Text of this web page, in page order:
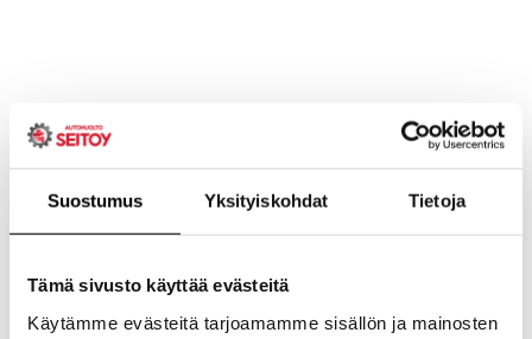
Suostumus Yksityiskohdat Tietoja
Tämä sivusto käyttää evästeitä
Käytämme evästeitä tarjoamamme sisällön ja mainosten